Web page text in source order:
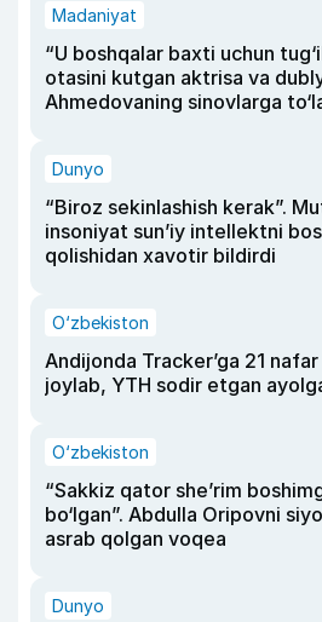
Madaniyat
“U boshqalar baxti uchun
otasini kutgan aktrisa va
Ahmedovaning sinovlarga
Dunyo
“Biroz sekinlashish kerak”.
insoniyat sun’iy intellektni
qolishidan xavotir bildirdi
O‘zbekiston
Andijonda Tracker’ga 21
joylab, YTH sodir etgan
O‘zbekiston
“Sakkiz qator she’rim
bo‘lgan”. Abdulla Oripovni
asrab qolgan voqea
Dunyo